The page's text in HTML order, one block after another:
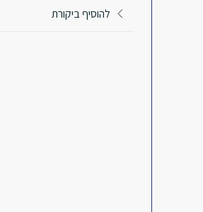
להוסיף ביקורת